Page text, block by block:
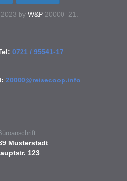
by W&P20000_21.
0721 / 95541-17
20000@reisecoop.info
Musterstadt
123